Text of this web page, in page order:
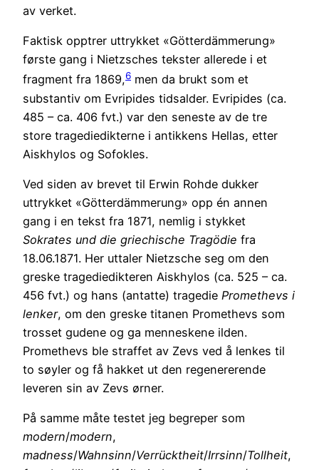
av verket.
Faktisk opptrer uttrykket «Götterdämmerung»
første gang i Nietzsches tekster allerede i et
fragment fra 1869,6 men da brukt som et
substantiv om Evripides tidsalder. Evripides (ca.
485 – ca. 406 fvt.) var den seneste av de tre
store tragediedikterne i antikkens Hellas, etter
Aiskhylos og Sofokles.
Ved siden av brevet til Erwin Rohde dukker
uttrykket «Götterdämmerung» opp én annen
gang i en tekst fra 1871, nemlig i stykket
Sokrates und die griechische Tragödie fra
18.06.1871. Her uttaler Nietzsche seg om den
greske tragediedikteren Aiskhylos (ca. 525 – ca.
456 fvt.) og hans (antatte) tragedie Promethevs i
lenker, om den greske titanen Promethevs som
trosset gudene og ga menneskene ilden.
Promethevs ble straffet av Zevs ved å lenkes til
to søyler og få hakket ut den regenererende
leveren sin av Zevs ørner.
På samme måte testet jeg begreper som
modern/modern,
madness/Wahnsinn/Verrücktheit/Irrsinn/Tollheit,